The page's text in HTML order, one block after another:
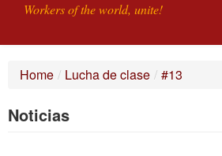
Workers of the world, unite!
Home / Lucha de clase / #13
Noticias